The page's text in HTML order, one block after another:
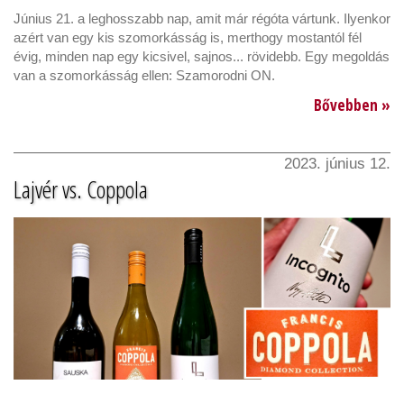
Június 21. a leghosszabb nap, amit már régóta vártunk. Ilyenkor
azért van egy kis szomorkásság is, merthogy mostantól fél
évig, minden nap egy kicsivel, sajnos... rövidebb. Egy megoldás
van a szomorkásság ellen: Szamorodni ON.
Bővebben »
2023. június 12.
Lajvér vs. Coppola